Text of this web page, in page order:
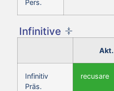
Pers.
Infinitive
Akt.
Infinitiv
Präs.
recusare